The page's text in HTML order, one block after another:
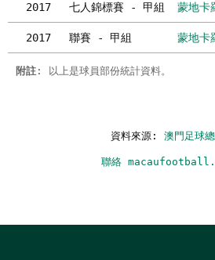
2017 七人錦標賽 - 甲組 蒙地卡
2017 聯賽 - 甲組 蒙地卡
附註 : 以上是球員部份統計資料。
資料來源: 澳門足球
聯絡